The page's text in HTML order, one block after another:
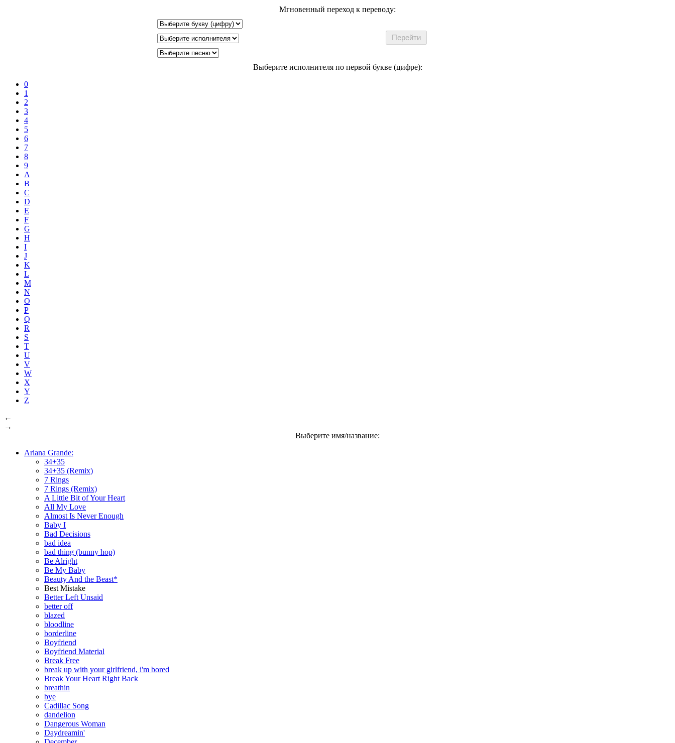
Мгновенный переход к переводу:
Выберите исполнителя по первой букве (цифре):
0
1
2
3
4
5
6
7
8
9
A
B
C
D
E
F
G
H
I
J
K
L
M
N
O
P
Q
R
S
T
U
V
W
X
Y
Z
←
→
Выберите имя/название:
Ariana Grande:
34+35
34+35 (Remix)
7 Rings
7 Rings (Remix)
A Little Bit of Your Heart
All My Love
Almost Is Never Enough
Baby I
Bad Decisions
bad idea
bad thing (bunny hop)
Be Alright
Be My Baby
Beauty And the Beast*
Best Mistake
Better Left Unsaid
better off
blazed
bloodline
borderline
Boyfriend
Boyfriend Material
Break Free
break up with your girlfriend, i'm bored
Break Your Heart Right Back
breathin
bye
Cadillac Song
dandelion
Dangerous Woman
Daydreamin'